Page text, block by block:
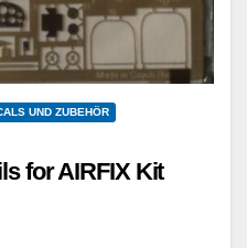
UND ZUBEHÖR
for AIRFIX Kit